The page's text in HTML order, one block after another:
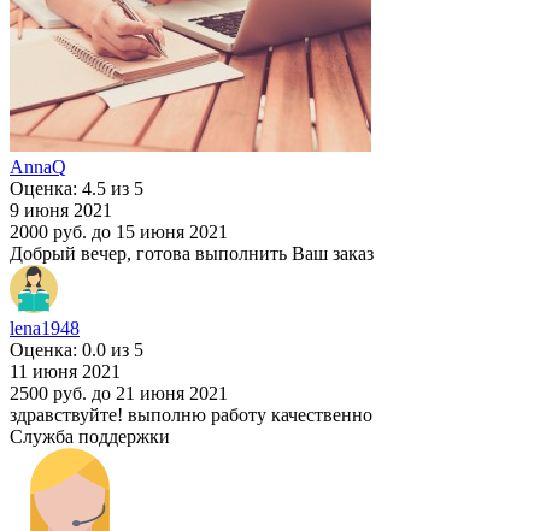
AnnaQ
Оценка: 4.5 из 5
9 июня 2021
2000 руб. до 15 июня 2021
Добрый вечер, готова выполнить Ваш заказ
lena1948
Оценка: 0.0 из 5
11 июня 2021
2500 руб. до 21 июня 2021
здравствуйте! выполню работу качественно
Служба поддержки